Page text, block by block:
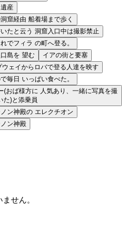
産
窟経由 船着場まで歩く
たと云う 洞窟入口中は撮影禁止
でフィラ の町へ登る。
島を 望む
イアの街と要塞
ウェイからロバで登る人達を映す
毎日 いっぱい食べた。
(おば様方に 人気あり、一緒に写真を撮
た)と添乗員
ン神殿の エレクチオン
ン神殿
せん。